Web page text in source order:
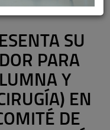
SU
PARA
Y
EN
DE